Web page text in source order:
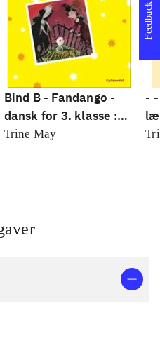
Bind B - Fandango -
dansk for 3. klasse :
grundbog --
Trine May
-
Feedback